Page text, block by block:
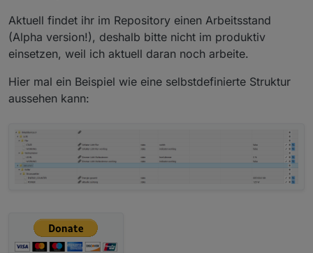
Aktuell findet ihr im Repository einen Arbeitsstand
(Alpha version!), deshalb bitte nicht im produktiv
einsetzen, weil ich aktuell daran noch arbeite.
Hier mal ein Beispiel wie eine selbstdefinierte Struktur
aussehen kann: